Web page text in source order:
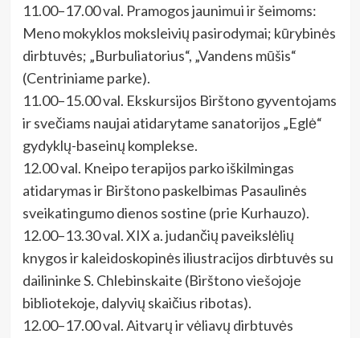
11.00–17.00 val. Pramogos jaunimui ir šeimoms:
Meno mokyklos moksleivių pasirodymai; kūrybinės
dirbtuvės; „Burbuliatorius“, „Vandens mūšis“
(Centriniame parke).
11.00–15.00 val. Ekskursijos Birštono gyventojams
ir svečiams naujai atidarytame sanatorijos „Eglė“
gydyklų-baseinų komplekse.
12.00 val. Kneipo terapijos parko iškilmingas
atidarymas ir Birštono paskelbimas Pasaulinės
sveikatingumo dienos sostine (prie Kurhauzo).
12.00–13.30 val. XIX a. judančių paveikslėlių
knygos ir kaleidoskopinės iliustracijos dirbtuvės su
dailininke S. Chlebinskaite (Birštono viešojoje
bibliotekoje, dalyvių skaičius ribotas).
12.00–17.00 val. Aitvarų ir vėliavų dirbtuvės